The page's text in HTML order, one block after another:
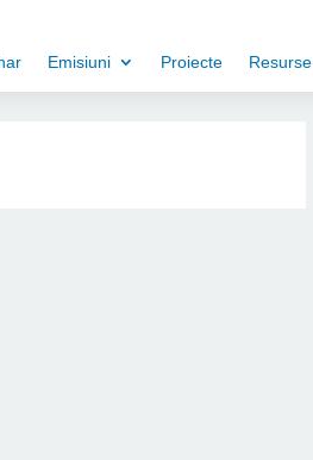
Emisiuni Proiecte Resurse